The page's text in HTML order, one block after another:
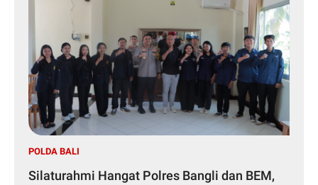
POLDA BALI
Silaturahmi Hangat Polres Bangli dan BEM,